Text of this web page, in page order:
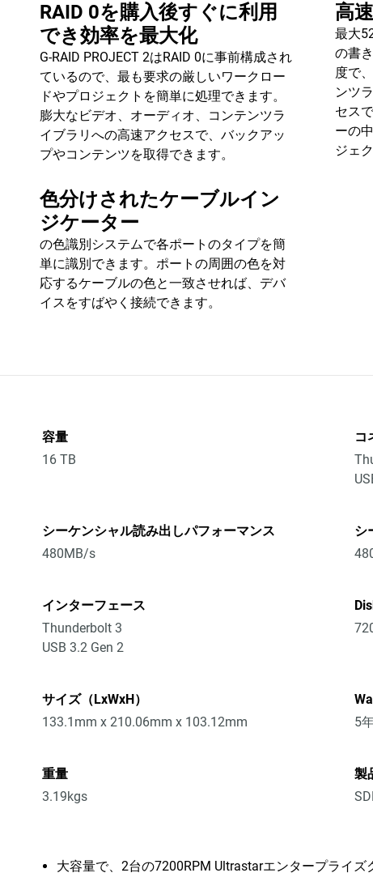
RAID 0を購入後すぐに利用
でき効率を最大化
G-RAID PROJECT 2はRAID 0に事前構成され
ているので、最も要求の厳しいワークロー
ドやプロジェクトを簡単に処理できます。
膨大なビデオ、オーディオ、コンテンツラ
イブラリへの高速アクセスで、バックアッ
プやコンテンツを取得できます。
高
最大
の書
度で
ンツ
セス
ーの
ジェ
色分けされたケーブルイン
ジケーター
の色識別システムで各ポートのタイプを簡
単に識別できます。ポートの周囲の色を対
応するケーブルの色と一致させれば、デバ
イスをすばやく接続できます。
容量
16 TB
コ
シーケンシャル読み出しパフォーマンス
480MB/s
シ
インターフェース
Thunderbolt 3
USB 3.2 Gen 2
サイズ（LxWxH）
133.1mm x 210.06mm x 103.12mm
5
重量
3.19kgs
製
大容量で、2台の7200RPM Ultrastarエンタープライ